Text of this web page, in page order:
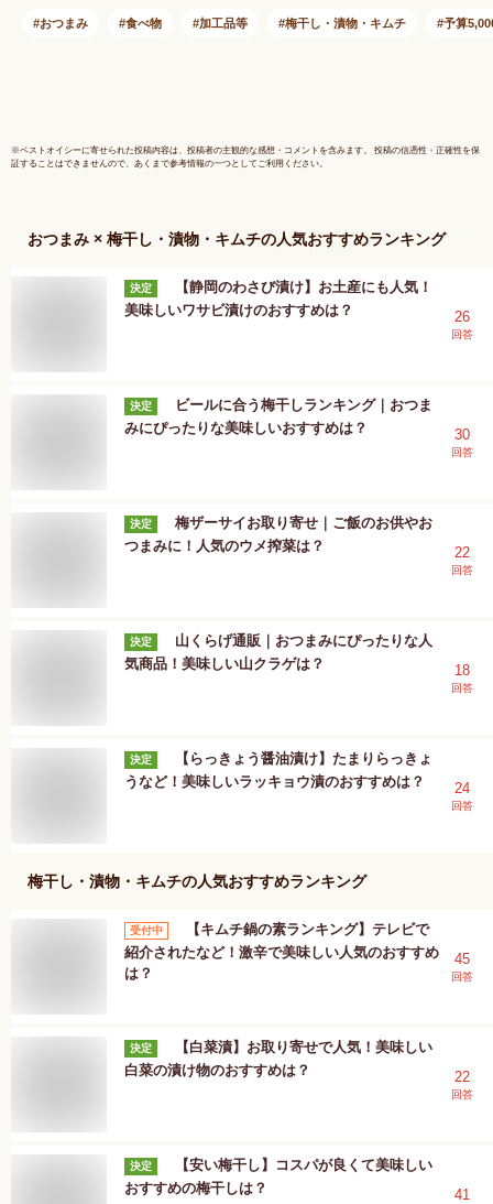
おつまみ 食べ物 加工品等 梅干し・漬物・キムチ 予算
※ベストオイシーに寄せられた投稿内容は、投稿者の主観的な感想・コメントを含みます。 投稿の信憑性・正確性を保
証することはできませんので、あくまで参考情報の一つとしてご利用ください。
おつまみ × 梅干し・漬物・キムチの人気おすすめランキング
決定
【静岡のわさび漬け】お土産にも人気！
美味しいワサビ漬けのおすすめは？
26
回答
決定
ビールに合う梅干しランキング｜おつま
みにぴったりな美味しいおすすめは？
30
回答
決定
梅ザーサイお取り寄せ｜ご飯のお供やお
つまみに！人気のウメ搾菜は？
22
回答
決定
山くらげ通販｜おつまみにぴったりな人
気商品！美味しい山クラゲは？
18
回答
決定
【らっきょう醤油漬け】たまりらっきょ
うなど！美味しいラッキョウ漬のおすすめは？
24
回答
梅干し・漬物・キムチの人気おすすめランキング
受付中
【キムチ鍋の素ランキング】テレビで
紹介されたなど！激辛で美味しい人気のおすすめ
は？
45
回答
決定
【白菜漬】お取り寄せで人気！美味しい
白菜の漬け物のおすすめは？
22
回答
決定
【安い梅干し】コスパが良くて美味しい
おすすめの梅干しは？
41